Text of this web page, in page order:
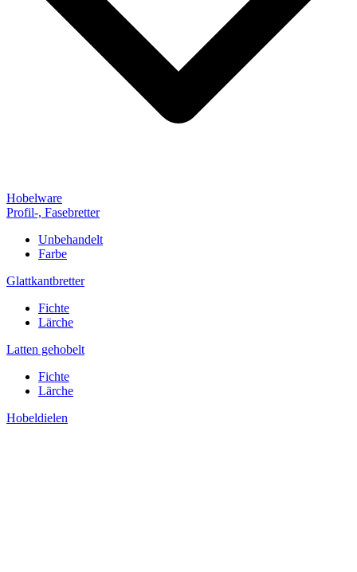
Hobelware
Profil-, Fasebretter
Unbehandelt
Farbe
Glattkantbretter
Fichte
Lärche
Latten gehobelt
Fichte
Lärche
Hobeldielen